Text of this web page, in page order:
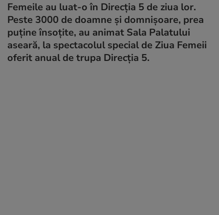
Femeile au luat-o în Direcția 5 de ziua lor.
Peste 3000 de doamne și domnișoare, prea
puține însoțite, au animat Sala Palatului
aseară, la spectacolul special de Ziua Femeii
oferit anual de trupa Direcția 5.